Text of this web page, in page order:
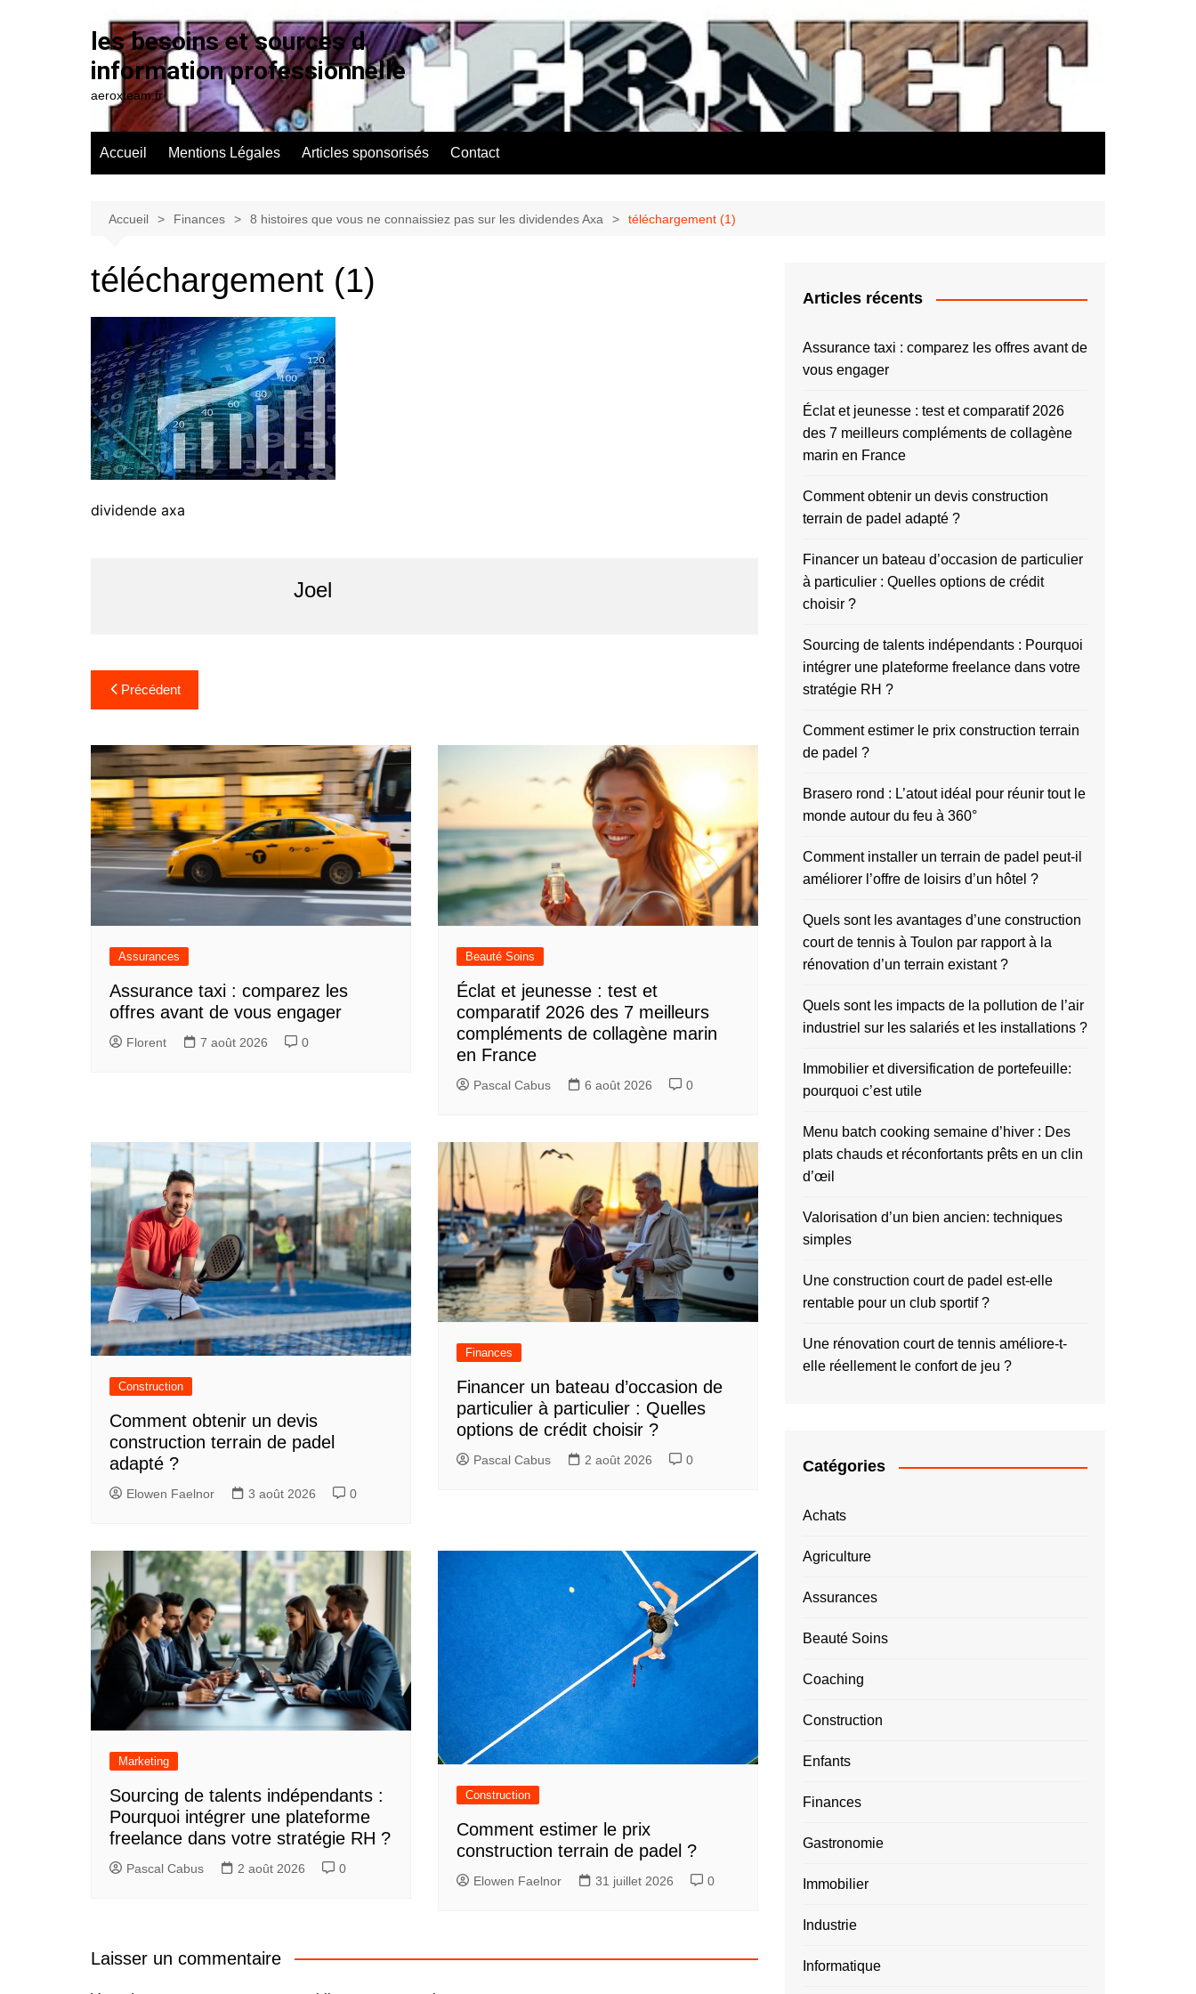
les besoins et sources d
information professionnelle
aeroxteam.fr
Accueil Mentions Légales Articles sponsorisés Contact
Accueil Finances 8 histoires que vous ne connaissiez pas sur les dividendes Axa téléchargement (1)
téléchargement (1)
dividende axa
Joel
Navigation
de
l’article
Précédent
Assurances
Assurance taxi : comparez les
offres avant de vous engager
Florent 7 août 2026 0
Beauté Soins
Éclat et jeunesse : test et
comparatif 2026 des 7 meilleurs
compléments de collagène marin
en France
Pascal Cabus 6 août 2026 0
Construction
Comment obtenir un devis
construction terrain de padel
adapté ?
Elowen Faelnor 3 août 2026 0
Finances
Financer un bateau d’occasion de
particulier à particulier : Quelles
options de crédit choisir ?
Pascal Cabus 2 août 2026 0
Marketing
Sourcing de talents indépendants :
Pourquoi intégrer une plateforme
freelance dans votre stratégie RH ?
Pascal Cabus 2 août 2026 0
Construction
Comment estimer le prix
construction terrain de padel ?
Elowen Faelnor 31 juillet 2026 0
Laisser un commentaire
Articles récents
Assurance taxi : comparez les offres avant de
vous engager
Éclat et jeunesse : test et comparatif 2026
des 7 meilleurs compléments de collagène
marin en France
Comment obtenir un devis construction
terrain de padel adapté ?
Financer un bateau d’occasion de particulier
à particulier : Quelles options de crédit
choisir ?
Sourcing de talents indépendants : Pourquoi
intégrer une plateforme freelance dans votre
stratégie RH ?
Comment estimer le prix construction terrain
de padel ?
Brasero rond : L’atout idéal pour réunir tout le
monde autour du feu à 360°
Comment installer un terrain de padel peut-il
améliorer l’offre de loisirs d’un hôtel ?
Quels sont les avantages d’une construction
court de tennis à Toulon par rapport à la
rénovation d’un terrain existant ?
Quels sont les impacts de la pollution de l’air
industriel sur les salariés et les installations ?
Immobilier et diversification de portefeuille:
pourquoi c’est utile
Menu batch cooking semaine d’hiver : Des
plats chauds et réconfortants prêts en un clin
d’œil
Valorisation d’un bien ancien: techniques
simples
Une construction court de padel est-elle
rentable pour un club sportif ?
Une rénovation court de tennis améliore-t-
elle réellement le confort de jeu ?
Catégories
Achats
Agriculture
Assurances
Beauté Soins
Coaching
Construction
Enfants
Finances
Gastronomie
Immobilier
Industrie
Informatique